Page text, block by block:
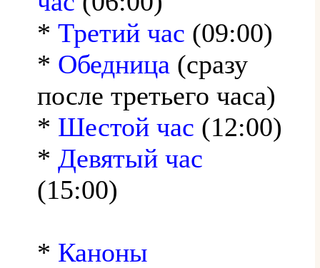
* Третий час (09:00)
* Обедница (сразу
после третьего часа)
* Шестой час (12:00)
* Девятый час
(15:00)
* Каноны